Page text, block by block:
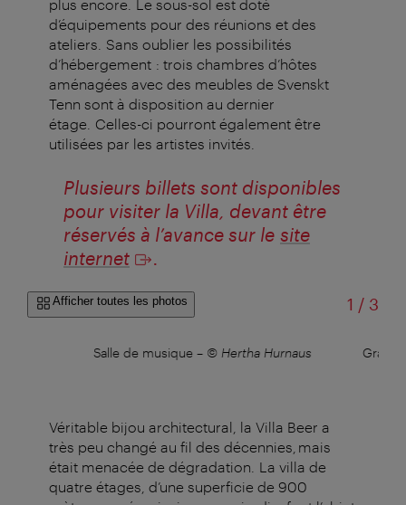
plus encore. Le sous-sol est doté
d’équipements pour des réunions et des
ateliers. Sans oublier les possibilités
d’hébergement : trois chambres d’hôtes
aménagées avec des meubles de Svenskt
Tenn sont à disposition au dernier
étage. Celles-ci pourront également être
utilisées par les artistes invités.
Plusieurs billets sont disponibles
pour visiter la Villa, devant être
réservés à l’avance sur le site
internet
.
Afficher toutes les photos 1 /sur
3
Salle de musique – © Hertha Hurnaus
Véritable bijou architectural, la Villa Beer a
très peu changé au fil des décennies, mais
était menacée de dégradation. La villa de
quatre étages, d’une superficie de 900